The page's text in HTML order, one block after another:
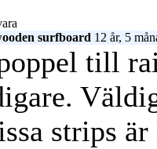
surfboard 12 år, 5
till
strips